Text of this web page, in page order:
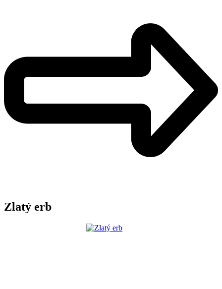
Zlatý erb